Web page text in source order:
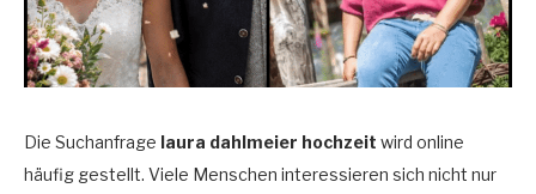
Die Suchanfrage laura dahlmeier hochzeit wird online
häufig gestellt. Viele Menschen interessieren sich nicht nur